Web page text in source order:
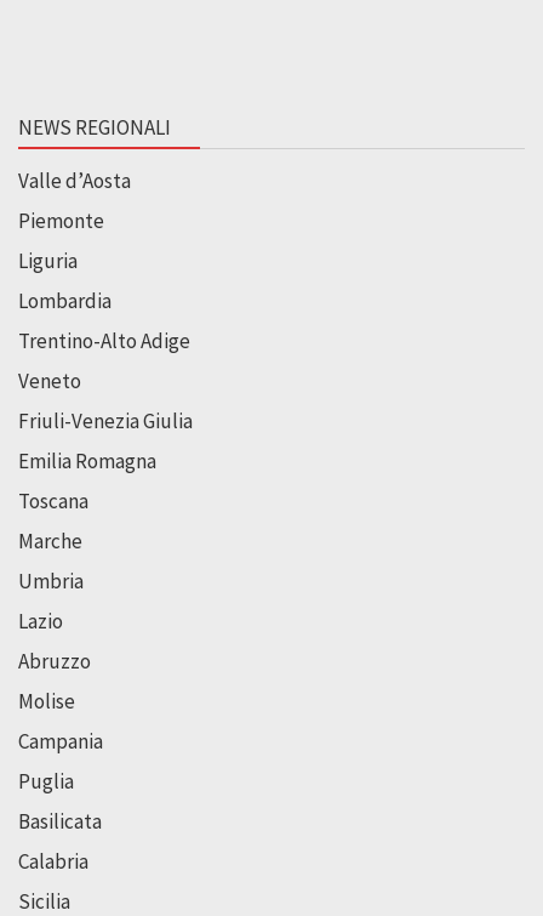
NEWS REGIONALI
Valle d’Aosta
Piemonte
Liguria
Lombardia
Trentino-Alto Adige
Veneto
Friuli-Venezia Giulia
Emilia Romagna
Toscana
Marche
Umbria
Lazio
Abruzzo
Molise
Campania
Puglia
Basilicata
Calabria
Sicilia